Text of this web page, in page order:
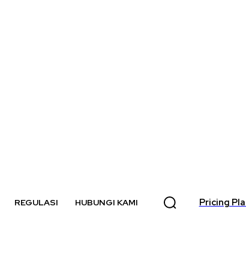
REGULASI HUBUNGI KAMI Pricing